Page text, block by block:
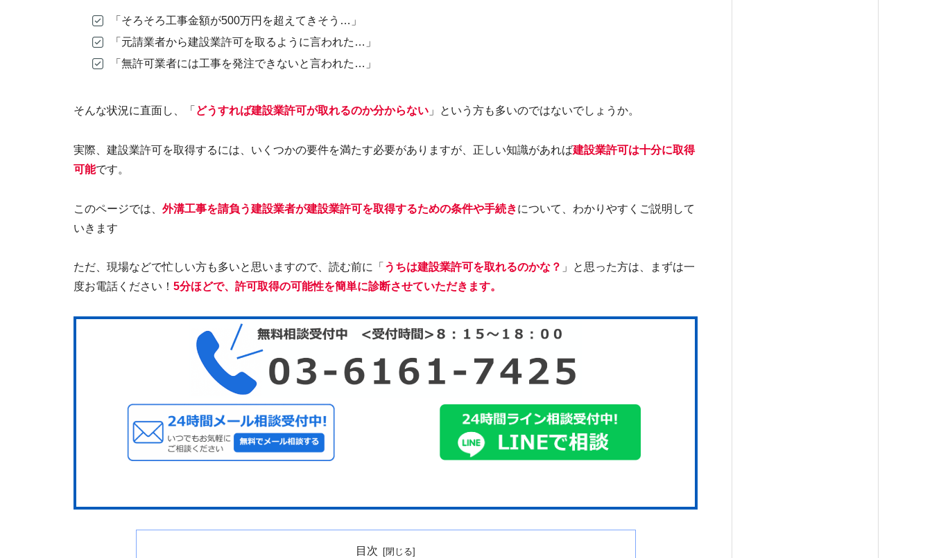
「そろそろ工事金額が500万円を超えてきそう…」
「元請業者から建設業許可を取るように言われた…」
「無許可業者には工事を発注できないと言われた…」
そんな状況に直面し、「 どうすれば建設業許可が取れるのか分からない 」という方も多いのではないでしょうか。
実際、建設業許可を取得するには、いくつかの要件を満たす必要がありますが、正しい知識があれば建設業許可は十分に取得
可能です。
このページでは、 外溝工事を請負う建設業者が建設業許可を取得するための条件や手続きについて、わかりやすくご説明して
いきます
ただ、現場などで忙しい方も多いと思いますので、読む前に「 うちは建設業許可を取れるのかな？ 」と思った方は、まずは一
度お電話ください！ 5分ほどで、許可取得の可能性を簡単に診断させていただきます。
目次